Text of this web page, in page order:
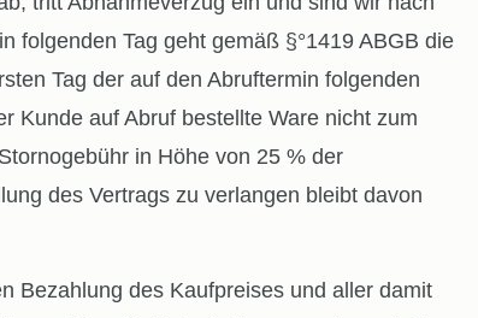
folgenden Tag geht gemäß §°1419 ABGB die
Tag der auf den Abruftermin folgenden
Kunde auf Abruf bestellte Ware nicht zum
in Höhe von 25 % der
des Vertrags zu verlangen bleibt davon
Bezahlung des Kaufpreises und aller damit